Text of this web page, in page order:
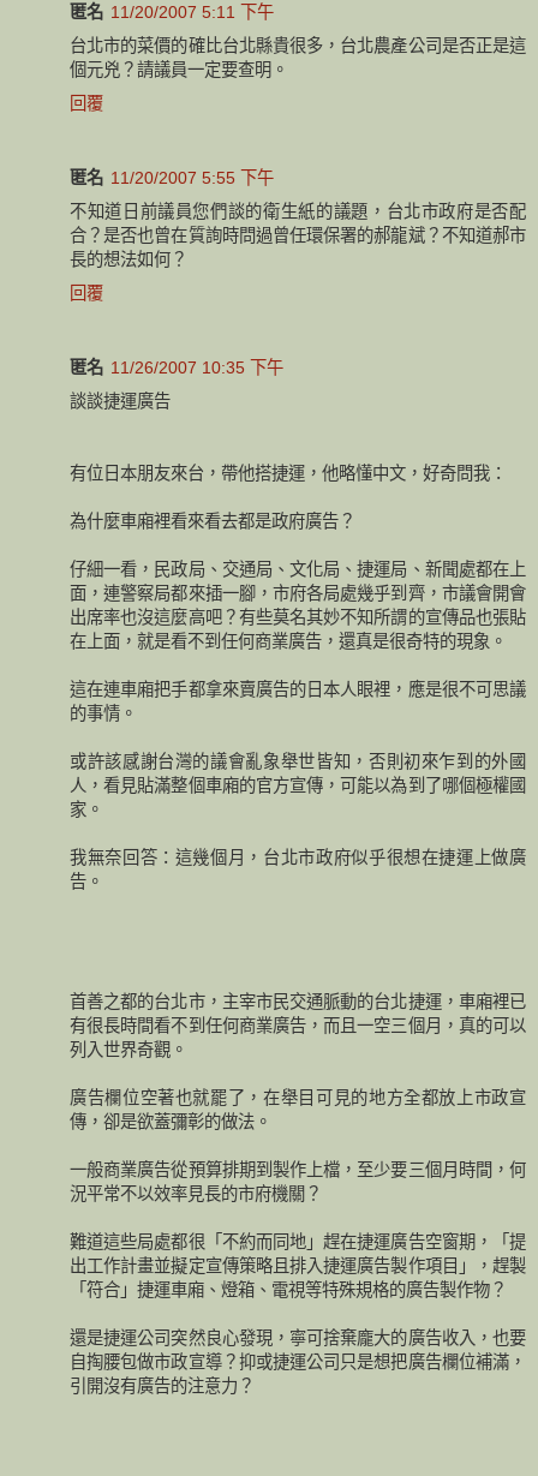
匿名 11/20/2007 5:11 下午
台北市的菜價的確比台北縣貴很多，台北農產公司是否正是這
個元兇？請議員一定要查明。
回覆
匿名 11/20/2007 5:55 下午
不知道日前議員您們談的衛生紙的議題，台北市政府是否配
合？是否也曾在質詢時問過曾任環保署的郝龍斌？不知道郝市
長的想法如何？
回覆
匿名 11/26/2007 10:35 下午
談談捷運廣告
有位日本朋友來台，帶他搭捷運，他略懂中文，好奇問我：
為什麼車廂裡看來看去都是政府廣告？
仔細一看，民政局、交通局、文化局、捷運局、新聞處都在上
面，連警察局都來插一腳，市府各局處幾乎到齊，市議會開會
出席率也沒這麼高吧？有些莫名其妙不知所謂的宣傳品也張貼
在上面，就是看不到任何商業廣告，還真是很奇特的現象。
這在連車廂把手都拿來賣廣告的日本人眼裡，應是很不可思議
的事情。
或許該感謝台灣的議會亂象舉世皆知，否則初來乍到的外國
人，看見貼滿整個車廂的官方宣傳，可能以為到了哪個極權國
家。
我無奈回答：這幾個月，台北市政府似乎很想在捷運上做廣
告。
首善之都的台北市，主宰市民交通脈動的台北捷運，車廂裡已
有很長時間看不到任何商業廣告，而且一空三個月，真的可以
列入世界奇觀。
廣告欄位空著也就罷了，在舉目可見的地方全都放上市政宣
傳，卻是欲蓋彌彰的做法。
一般商業廣告從預算排期到製作上檔，至少要三個月時間，何
況平常不以效率見長的市府機關？
難道這些局處都很「不約而同地」趕在捷運廣告空窗期，「提
出工作計畫並擬定宣傳策略且排入捷運廣告製作項目」，趕製
「符合」捷運車廂、燈箱、電視等特殊規格的廣告製作物？
還是捷運公司突然良心發現，寧可捨棄龐大的廣告收入，也要
自掏腰包做市政宣導？抑或捷運公司只是想把廣告欄位補滿，
引開沒有廣告的注意力？